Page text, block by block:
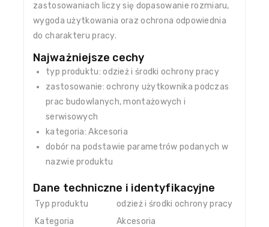
zastosowaniach liczy się dopasowanie rozmiaru,
wygoda użytkowania oraz ochrona odpowiednia
do charakteru pracy.
Najważniejsze cechy
typ produktu: odzież i środki ochrony pracy
zastosowanie: ochrony użytkownika podczas
prac budowlanych, montażowych i
serwisowych
kategoria: Akcesoria
dobór na podstawie parametrów podanych w
nazwie produktu
Dane techniczne i identyfikacyjne
Typ produktu
odzież i środki ochrony pracy
Kategoria
Akcesoria